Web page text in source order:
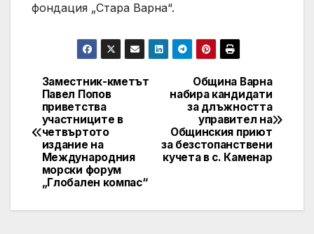
фондация „Стара Варна“.
Post
navigation
Община Варна
набира кандидати
за длъжността
управител на
Общинския приют
за безстопанствени
кучета в с. Каменар
Заместник-кметът
Павел Попов
приветства
участниците в
четвъртото
издание на
Международния
морски форум
„Глобален компас“